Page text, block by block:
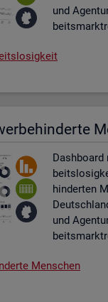
und
Dash­board
hin­der­ten
und
Men­schen